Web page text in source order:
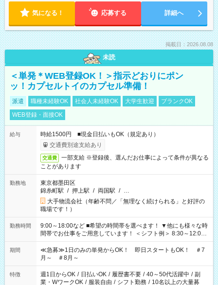
気になる！ 応募する 詳細へ
掲載日：2026.08.08
未読
＜単発＊WEB登録OK！＞指示どおりにポン
ッ！カプセルトイのカプセル準備！
派遣 職種未経験OK 社会人未経験OK 大学生歓迎
ブランクOK
WEB登録・面接OK
給与
時給1500円 ■現金日払いもOK（規定あり）
交通費別途支給あり
交通費
一部支給 ※登録後、選んだお仕事によって条件が異なる
ことがあります
勤務地
東京都墨田区
錦糸町駅 / 押上駅 / 両国駅 / …
大手物流会社（年齢不問／「無理なく続けられる」と好評の
職場です！）
勤務時間
9:00～18:00など ■希望の時間帯を選べます！ ▼他にも様々な時
間帯でお仕事をご用意しています！ ＜シフト例＞ 8:30～12:00
17:00～22:00 13:00～22:00 22:00～翌6:00 など
期間
≪急募≫1日のみの単発からOK！ 即日スタートもOK！ ＃7
月～ ＃8月～
特徴 週1日からOK / 日払いOK / 履歴書不要 / 40～50代活躍中 / 副
業・WワークOK / 服装自由 / シフト勤務 / 10名以上の大量募